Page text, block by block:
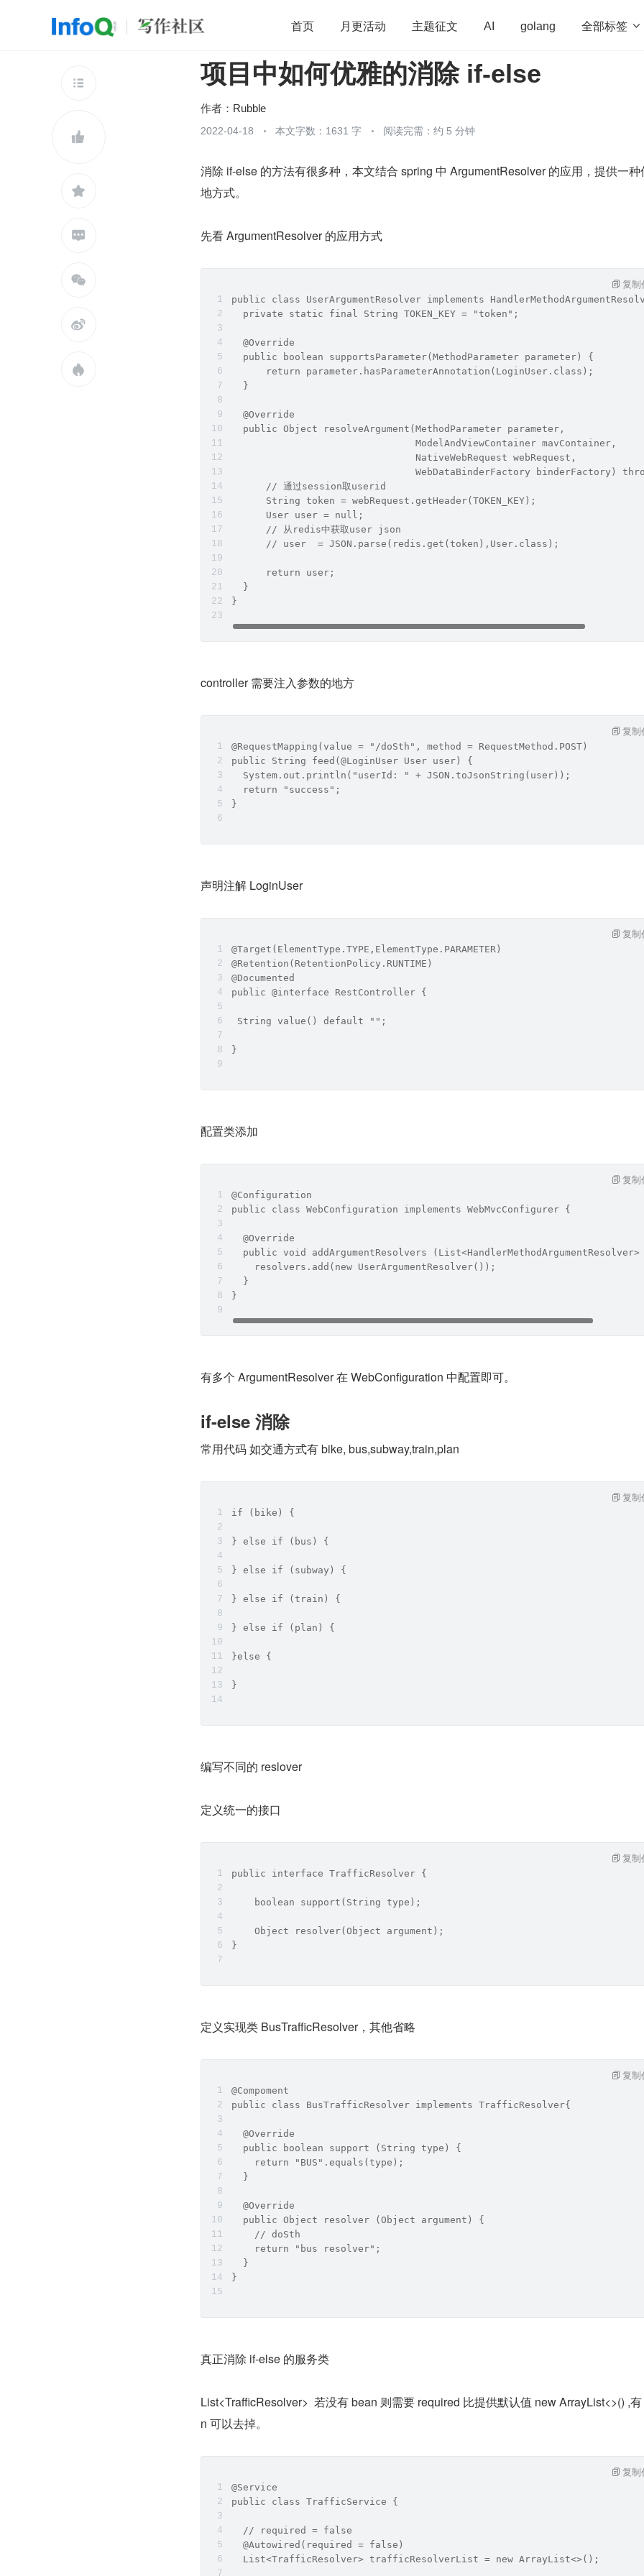
首页 月更活动 主题征文 AI golang 全部标签 
开源 架构 OpenHarmony 算法 学习方法
查看更多







项目中如何优雅的消除 if-else
作者： Rubble
2022-04-18 本文字数：1631 字 阅读完需：约 5 分钟
消除 if-else 的方法有很多种，本文结合 spring 中 ArgumentResolver 的应用，提供一种
地方式。
先看 ArgumentResolver 的应用方式
public class UserArgumentResolver implements
  private static final String TOKEN_KEY = "token";
  @Override
  public boolean supportsParameter(MethodParameter parameter) {
      return parameter.hasParameterAnnotation(LoginUser.class);
  }
  @Override
  public Object resolveArgument(MethodParameter parameter,
                                ModelAndViewContainer mavContainer,
                                NativeWebRequest webRequest,
WebDataBinderFactory binderFactory)
      // 通过session取userid
      String token = webRequest.getHeader(TOKEN_KEY);
      User user = null;
      // 从redis中获取user json
      // user  = JSON.parse(redis.get(token),User.class);
      return user;
  }
}
复制
controller 需要注入参数的地方
@RequestMapping(value = "/doSth", method = RequestMethod.POST)
public String feed(@LoginUser User user) {
  System.out.println("userId: " + JSON.toJsonString(user));
  return "success";
}
复制
声明注解 LoginUser
@Target(ElementType.TYPE,ElementType.PARAMETER)
@Retention(RetentionPolicy.RUNTIME)
@Documented
public @interface RestController {
String value() default "";
}
复制
配置类添加
@Configuration
public class WebConfiguration implements WebMvcConfigurer {
  @Override
public void addArgumentResolvers (List<HandlerMethodArgumentResolver>
    resolvers.add(new UserArgumentResolver());
  }
}
复制
有多个 ArgumentResolver 在 WebConfiguration 中配置即可。
if-else 消除
常用代码 如交通方式有 bike, bus,subway,train,plan
if (bike) {
} else if (bus) {
} else if (subway) {
} else if (train) {
} else if (plan) {
}else {
}
复制
编写不同的 reslover
定义统一的接口
public interface TrafficResolver {
    boolean support(String type);
    Object resolver(Object argument);
}
复制
定义实现类 BusTrafficResolver，其他省略
@Compoment
public class BusTrafficResolver implements TrafficResolver{
  @Override
  public boolean support (String type) {
    return "BUS".equals(type);
  }
  @Override
  public Object resolver (Object argument) {
    // doSth
    return "bus resolver";
  }
}
复制
真正消除 if-else 的服务类
List<TrafficResolver>  若没有 bean 则需要 required 比提供默认值 new ArrayList<>() ,
n 可以去掉。
@Service
public class TrafficService {
  // required = false
  @Autowired(required = false)
  List<TrafficResolver> trafficResolverList = new ArrayList<>();
复制